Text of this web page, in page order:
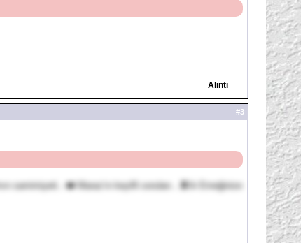
Alıntı
#3
samimiyeti...❤️ Maraz'ın keyifli soruları...🍫☕ Emeğinize